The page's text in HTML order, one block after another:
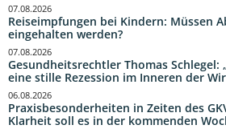
Reiseimpfungen bei Kindern: Müssen
eingehalten werden?
07.08.2026
Gesundheitsrechtler Thomas
eine stille Rezession im Inneren der
07.08.2026
Praxisbesonderheiten in Zeiten des
Klarheit soll es in der kommenden
06.08.2026